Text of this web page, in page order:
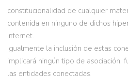
constitucionalidad de cualquier
contenida en ninguno de dichos
Internet.
Igualmente la inclusión de estas
implicará ningún tipo de asociación,
las entidades conectadas.